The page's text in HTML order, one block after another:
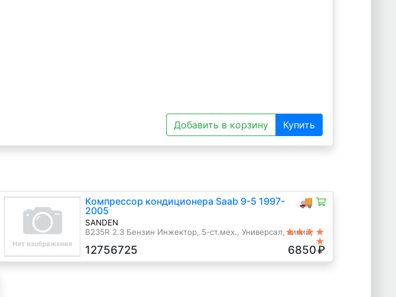
Добавить в корзину Купить
🚚
Компрессор кондиционера Saab 9-5 1997-
2005
SANDEN
B235R 2.3 Бензин Инжектор, 5-ст.мех., Универсал, синий,
★★★★
★
12756725 6850₽